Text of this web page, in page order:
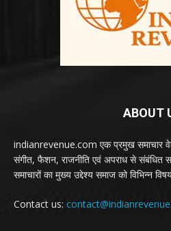
ABOUT
indianrevenue.com एक प्रमुख समाचार
संगीत, फैशन, राजनीति एवं अपराध से संबंधित
समाचारों का मुख्य उद्देश्य समाज को विभिन्न
Contact us: